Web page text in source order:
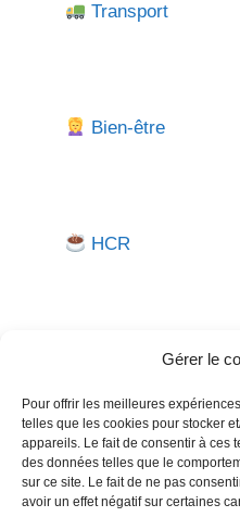
Gérer le
Pour offrir les meilleures
telles que les cookies pour stocker
appareils. Le fait de consentir à ces
des données telles que le
sur ce site. Le fait de ne pas
avoir un effet négatif sur certaines
Transport
Bien-être
HCR
Besoin d'aide pour créer
Un expert vous répond.
Nous contacter →